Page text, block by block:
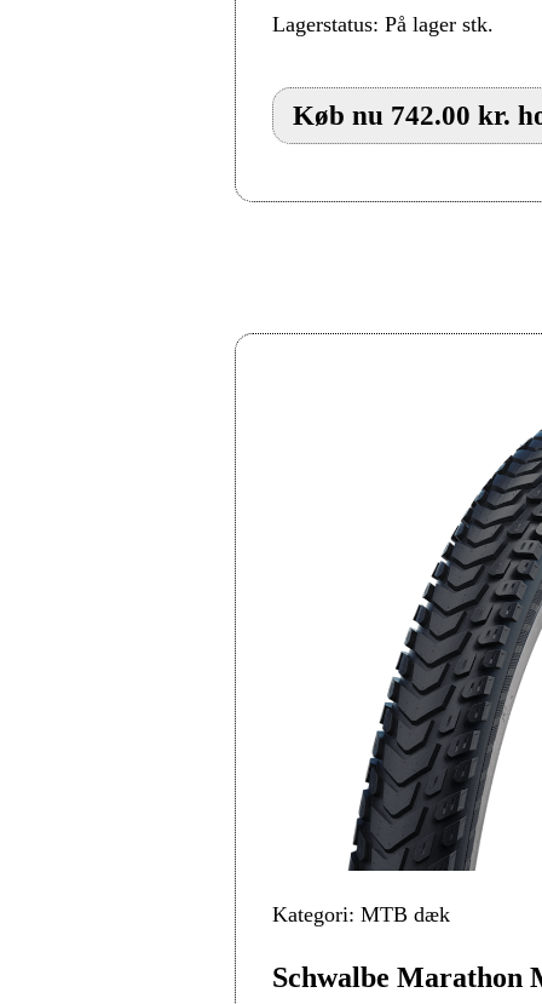
Lagerstatus: På lager stk.
Køb nu 742.00 kr.
Kategori: MTB dæk
Schwalbe Marathon